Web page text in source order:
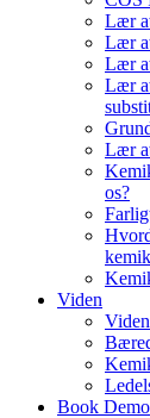
Lær
Lær
Lær
Lær
Lær
os?
Viden
Book Demo